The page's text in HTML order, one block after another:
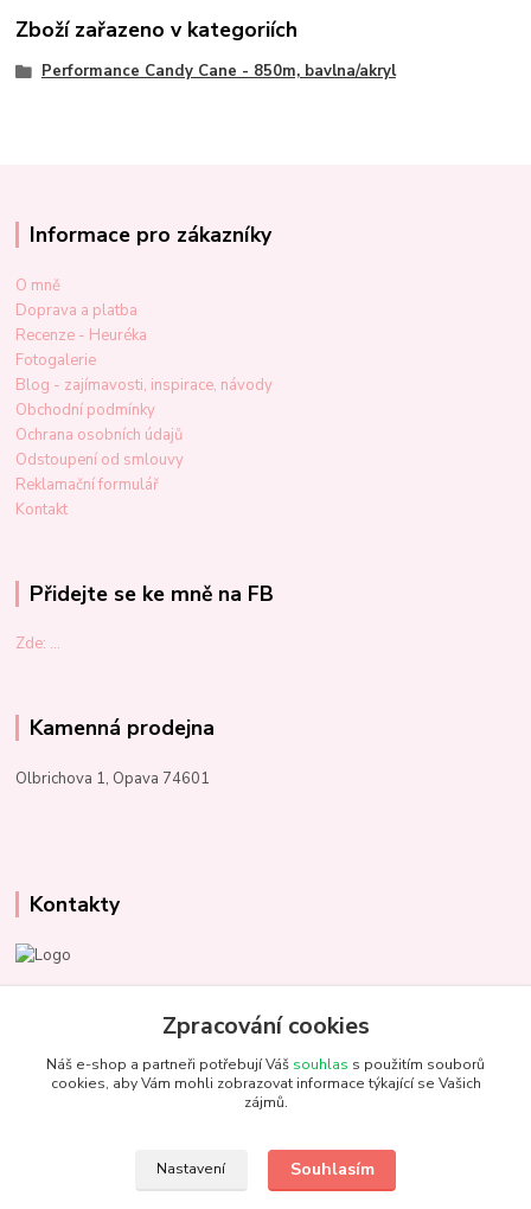
Zboží zařazeno v kategoriích
Performance Candy Cane - 850m, bavlna/akryl
Informace pro zákazníky
O mně
Doprava a platba
Recenze - Heuréka
Fotogalerie
Blog - zajímavosti, inspirace, návody
Obchodní podmínky
Ochrana osobních údajů
Odstoupení od smlouvy
Reklamační formulář
Kontakt
Přidejte se ke mně na FB
Zde: ...
Kamenná prodejna
Olbrichova 1, Opava 74601
Kontakty
+420 731 153 484
info@unezbednychklubicek.cz
Zpracování cookies
Náš e-shop a partneři potřebují Váš souhlas s použitím souborů
cookies, aby Vám mohli zobrazovat informace týkající se Vašich
zájmů.
Nastavení Souhlasím